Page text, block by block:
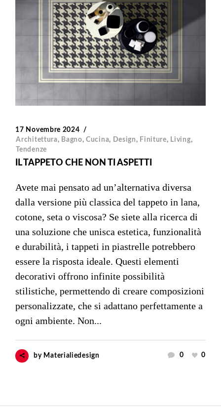
17 Novembre 2024
Architettura, Bagno,Cucina, Design, Finiture, Living,
Tendenze
IL TAPPETO CHE NON TI ASPETTI
Avete mai pensato ad un’alternativa diversa
dalla versione più classica del tappeto in lana,
cotone, seta o viscosa? Se siete alla ricerca di
una soluzione che unisca estetica, funzionalità
e durabilità, i tappeti in piastrelle potrebbero
essere la risposta ideale. Questi elementi
decorativi offrono infinite possibilità
stilistiche, permettendo di creare composizioni
personalizzate, che si adattano perfettamente a
ogni ambiente. Non...
by Materialiedesign 0 0